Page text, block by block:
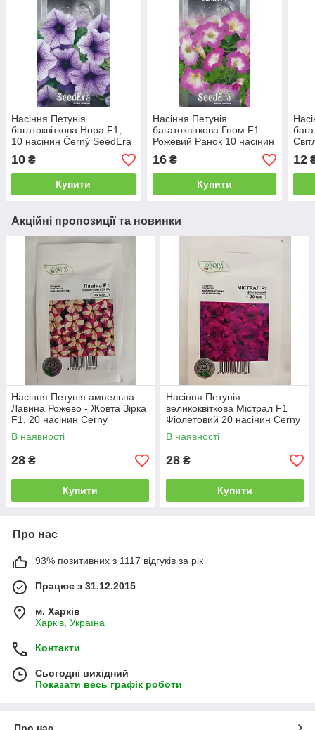
Насіння Петунія
багатоквіткова Нора F1,
10 насінин Černý SeedEra
10 ₴
Купити
Насіння Петунія
багатоквіткова Гном F1
Рожевий Ранок 10 насінин
Сerny SeedEra
16₴
Купити
12
Акційні пропозиції та новинки
Насіння Петунія ампельна
Лавина Рожево - Жовта Зірка
F1, 20 насінин Cerny
В наявності
28 ₴
Купити
Насіння Петунія
великоквіткова Містрал F1
Фіолетовий 20 насінин Cerny
В наявності
28 ₴
Купити
Про нас
93% позитивних з 1117 відгуків за рік
Працює з 31.12.2015
м. Харків
Харків, Україна
Контакти
Сьогодні вихідний
Показати весь графік роботи